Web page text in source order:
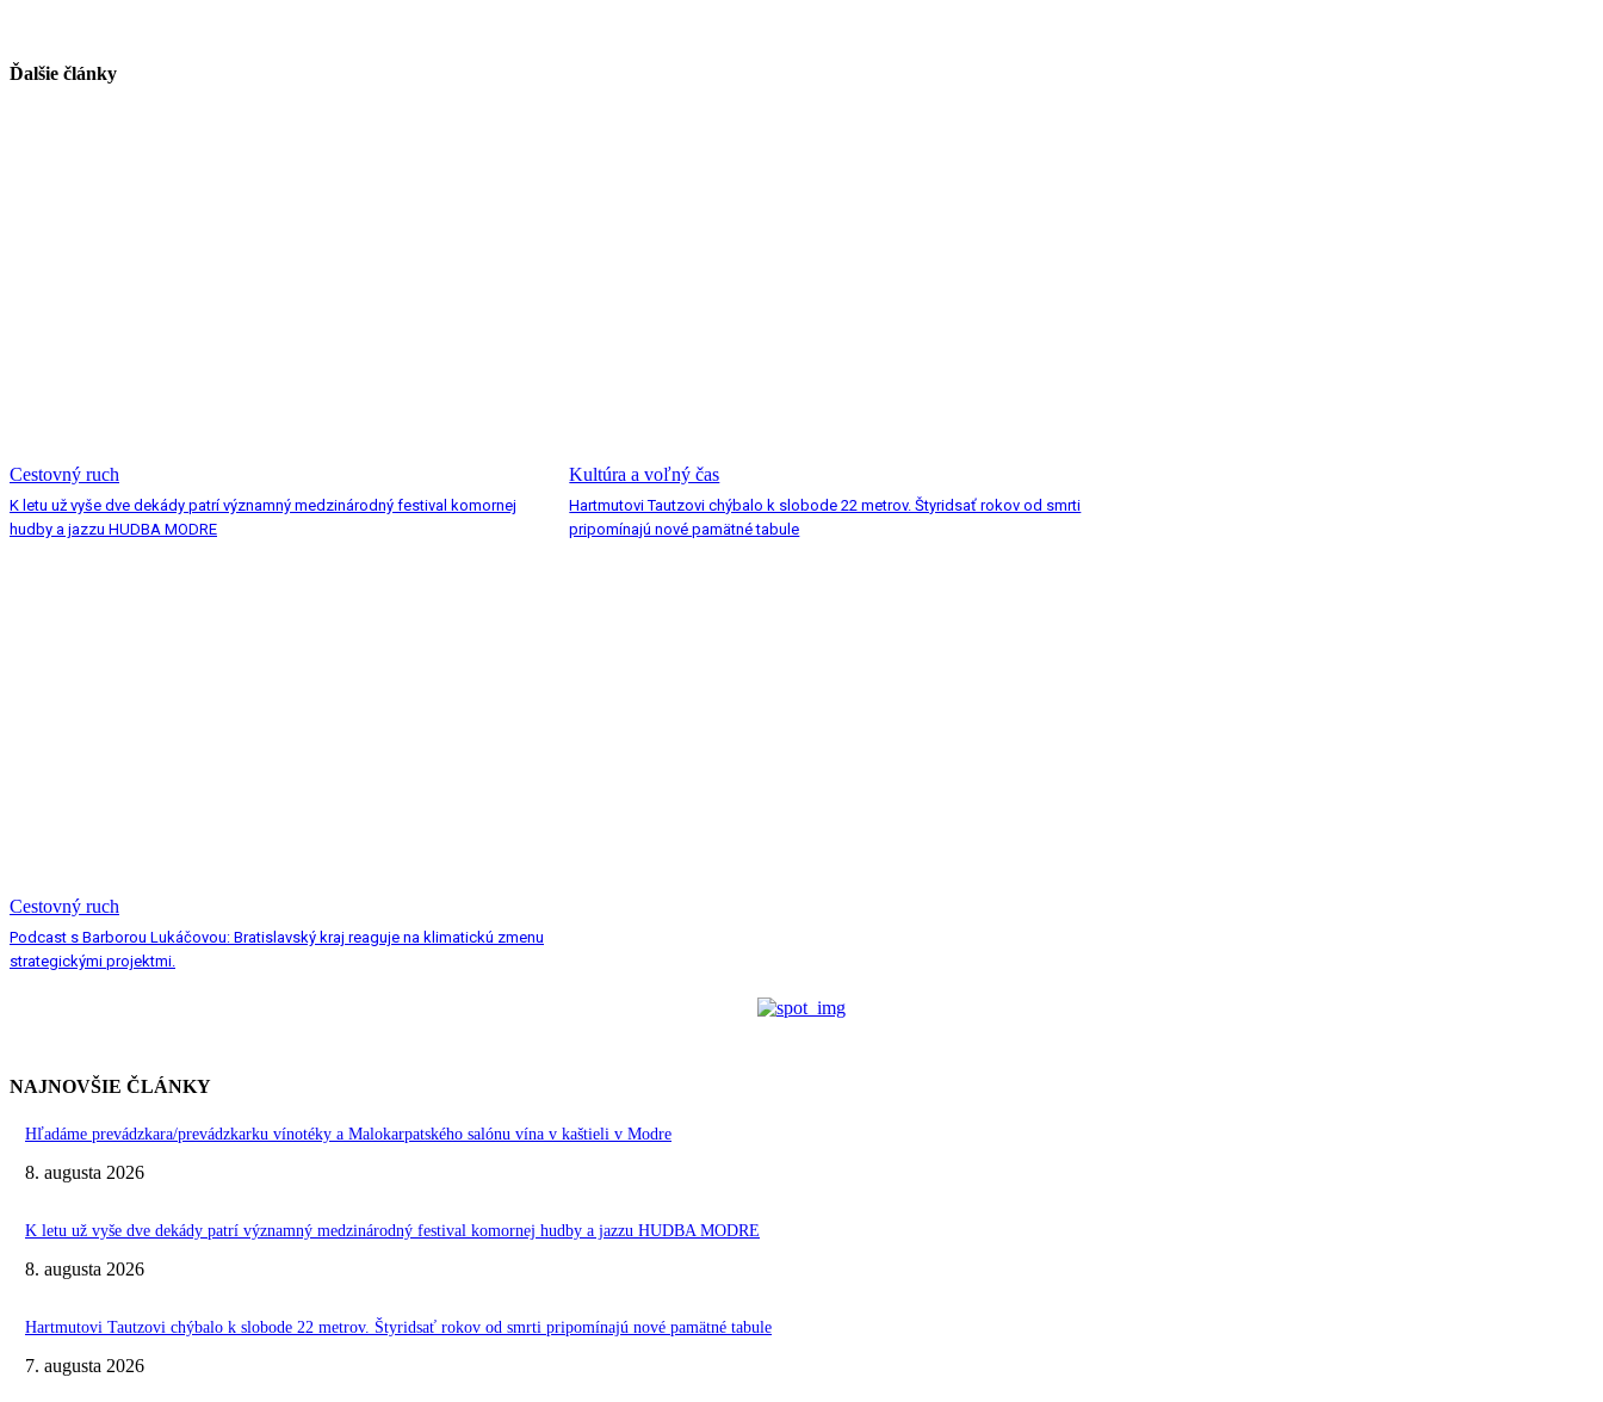
Ďalšie články
Cestovný ruch
K letu už vyše dve dekády patrí významný medzinárodný festival komornej
hudby a jazzu HUDBA MODRE
Kultúra a voľný čas
Hartmutovi Tautzovi chýbalo k slobode 22 metrov. Štyridsať rokov od smrti
pripomínajú nové pamätné tabule
Cestovný ruch
Podcast s Barborou Lukáčovou: Bratislavský kraj reaguje na klimatickú zmenu
strategickými projektmi.
NAJNOVŠIE ČLÁNKY
Hľadáme prevádzkara/prevádzkarku vínotéky a Malokarpatského salónu vína v kaštieli v Modre
8. augusta 2026
K letu už vyše dve dekády patrí významný medzinárodný festival komornej hudby a jazzu HUDBA MODRE
8. augusta 2026
Hartmutovi Tautzovi chýbalo k slobode 22 metrov. Štyridsať rokov od smrti pripomínajú nové pamätné tabule
7. augusta 2026